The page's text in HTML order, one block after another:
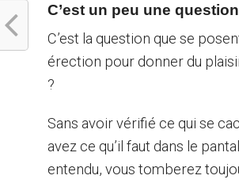
C’est un peu une
C’est la question que se
érection pour donner du
?
Sans avoir vérifié ce qui se
avez ce qu’il faut dans le
entendu, vous tomberez